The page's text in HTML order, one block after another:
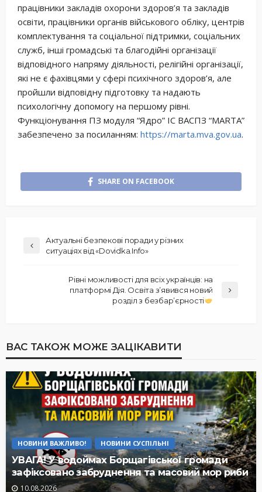
працівники закладів охорони здоров’я та закладів
освіти, працівники органів військового обліку, центрів
комплектування та соціальної підтримки, соціальних
служб, інші громадські та благодійні організації
відповідного напряму діяльності, релігійні організації,
які не є фахівцями у сфері психічного здоров’я, але
пройшли відповідну підготовку та надають
психологічну допомогу на першому рівні.
Функціонування ПЗ модуля “Ядро” ІС ВАCПЗ “MARTA”
забезпечено за посиланням: https://marta.mva.gov.ua.
SHARE ON FACEBOOK
Актуальні безпекові поради у різних
ситуаціях від «Dovidka.Info»
Рівні можливості для всіх українців: на
платформі Дія. Освіта зʼявився новий
розділ з безбарʼєрності
ВАС ТАКОЖ МОЖЕ ЗАЦІКАВИТИ
НОВИНИ ВАЖЛИВО! НОВИНИ СУСПІЛЬНІ
УВАГА! У водоймах Борщагівської громади
зафіксовано забруднення та масовий мор риби
10.08.2026